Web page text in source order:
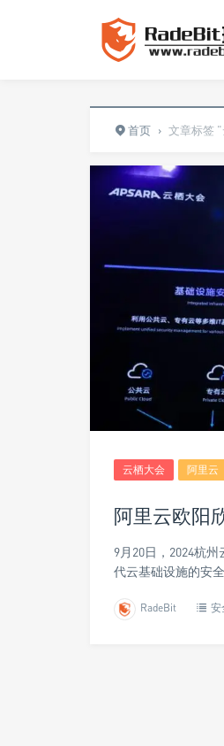
首页 › 文章标签
云栖大会 阿里云
阿里云欧阳
9月20日，2024杭
代云基础设施的安
RadeBit 安